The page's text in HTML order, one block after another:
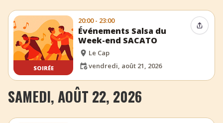
SOIRÉE
20:00 - 23:00
Événements Salsa du
Week-end SACATO
Le Cap
vendredi, août 21, 2026
SAMEDI, AOÛT 22, 2026